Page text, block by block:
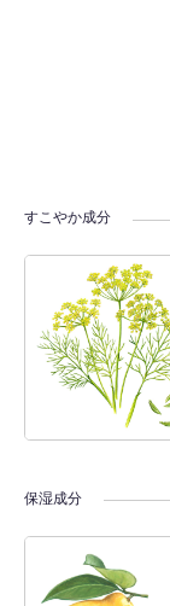
すこやか成分
保湿成分